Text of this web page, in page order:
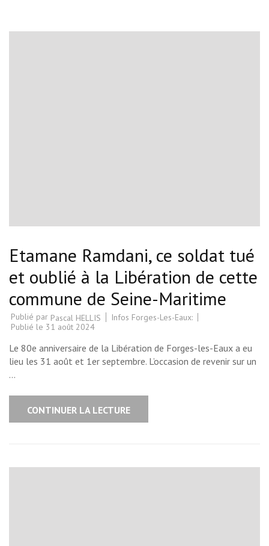
Etamane Ramdani, ce soldat tué
et oublié à la Libération de cette
commune de Seine-Maritime
Publié par Pascal HELLIS
Infos Forges-Les-Eaux:
Publié le 31 août 2024
Le 80e anniversaire de la Libération de Forges-les-Eaux a eu
lieu les 31 août et 1er septembre. L’occasion de revenir sur un
…
CONTINUER LA LECTURE